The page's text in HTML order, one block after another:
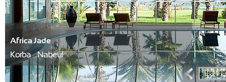
Africa Jade
Korba - Nabeul